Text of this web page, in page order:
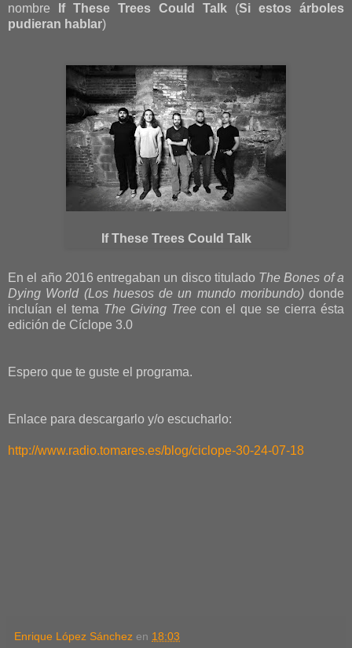
nombre
If These Trees Could Talk (Si estos árboles
pudieran hablar)
If These Trees Could Talk
En el año 2016 entregaban un disco titulado The Bones of a
Dying World (Los huesos de un mundo moribundo) donde
incluían el tema The Giving Treecon el que se cierra ésta
edición de Cíclope 3.0
Espero que te guste el programa.
Enlace para descargarlo y/o escucharlo:
http://www.radio.tomares.es/blog/ciclope-30-24-07-18
Enrique López Sánchez en 18:03